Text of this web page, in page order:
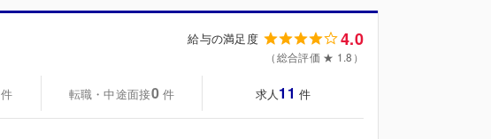
給与の満足度 4.0
（総合評価 ★ 1.8）
件 転職・中途面接0 件 求人 11 件